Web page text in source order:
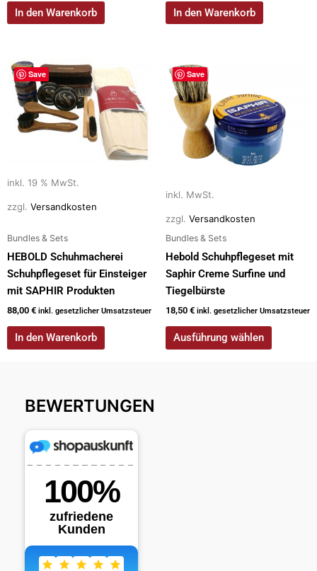
In den Warenkorb In den Warenkorb
Save
inkl. 19 % MwSt.
zzgl. Versandkosten
Bundles & Sets
HEBOLD Schuhmacherei
Schuhpflegeset für Einsteiger
mit SAPHIR Produkten
88,00 € inkl. gesetzlicher Umsatzsteuer
In den Warenkorb
Save
inkl. MwSt.
zzgl. Versandkosten
Bundles & Sets
Hebold Schuhpflegeset mit
Saphir Creme Surfine und
Tiegelbürste
18,50 € inkl. gesetzlicher Umsatzsteuer
Ausführung wählen
Dieses
Produkt
weist
mehrere
Varianten
können
auf
der
Produktseite
gewählt
werden
BEWERTUNGEN